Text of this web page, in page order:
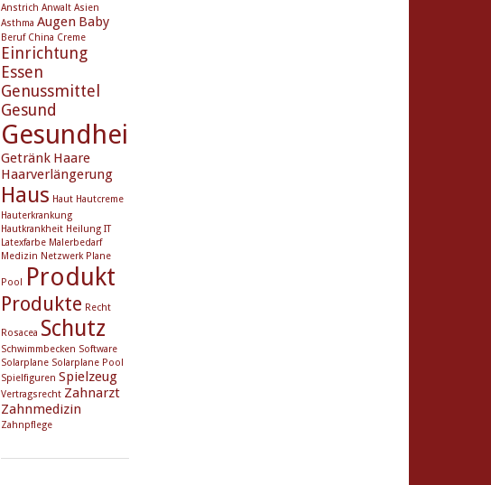
Anstrich Anwalt Asien
Asthma Augen Baby
Beruf China Creme
Einrichtung
Essen
Genussmittel
Gesund
Gesundheit
Getränk Haare
Haarverlängerung
Haus Haut Hautcreme
Hauterkrankung
Hautkrankheit Heilung IT
Latexfarbe Malerbedarf
Medizin Netzwerk Plane
Pool Produkt
Produkte Recht
Rosacea Schutz
Schwimmbecken Software
Solarplane Solarplane Pool
Spielfiguren Spielzeug
Vertragsrecht Zahnarzt
Zahnmedizin
Zahnpflege